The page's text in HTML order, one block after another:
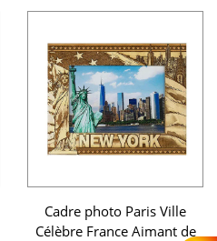
Cadre photo Paris Ville
Célèbre France Aimant de